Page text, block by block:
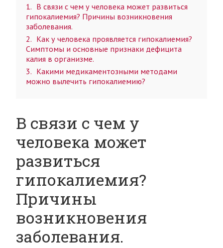
1
В связи с чем у человека может развиться
гипокалиемия? Причины возникновения
заболевания.
2
Как у человека проявляется гипокалиемия?
Симптомы и основные признаки дефицита
калия в организме.
3
Какими медикаментозными методами
можно вылечить гипокалиемию?
В связи с чем у
человека может
развиться
гипокалиемия?
Причины
возникновения
заболевания.